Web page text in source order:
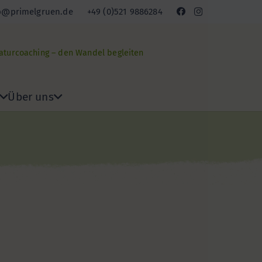
+49 (0)521 9886284
– den Wandel begleiten
Über uns